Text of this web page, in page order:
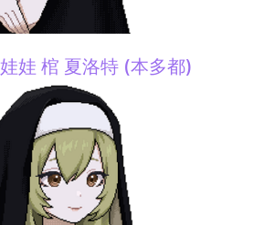
娃 棺 夏洛特 (本多都)